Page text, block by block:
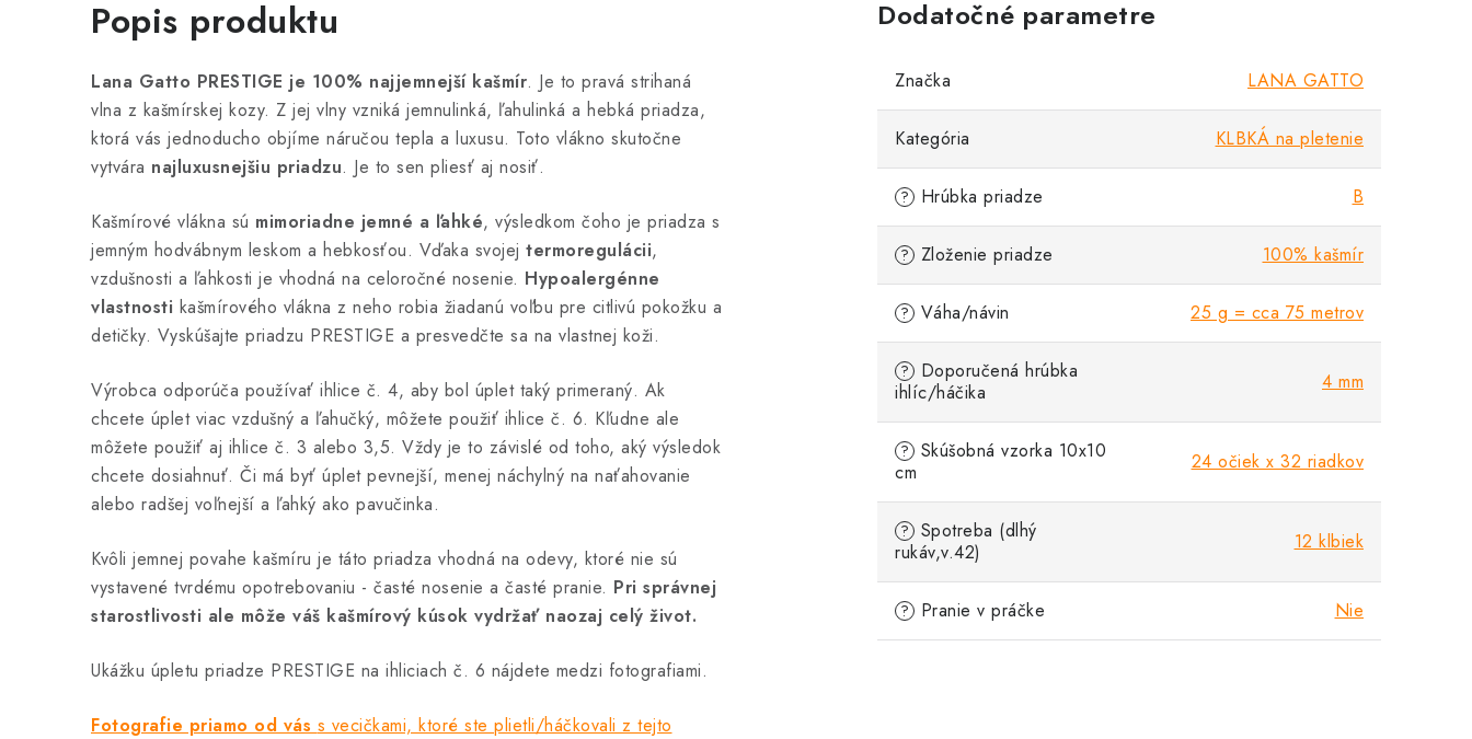
Popis produktu
Lana Gatto PRESTIGE je 100% najjemnejší kašmír. Je to pravá strihaná
vlna z kašmírskej kozy. Z jej vlny vzniká jemnulinká, ľahulinká a hebká priadza,
ktorá vás jednoducho objíme náručou tepla a luxusu. Toto vlákno skutočne
vytvára najluxusnejšiu priadzu. Je to sen pliesť aj nosiť.
Kašmírové vlákna sú mimoriadne jemné a ľahké, výsledkom čoho je priadza s
jemným hodvábnym leskom a hebkosťou. Vďaka svojej termoregulácii,
vzdušnosti a ľahkosti je vhodná na celoročné nosenie. Hypoalergénne
vlastnosti kašmírového vlákna z neho robia žiadanú voľbu pre citlivú pokožku a
detičky. Vyskúšajte priadzu PRESTIGE a presvedčte sa na vlastnej koži.
Výrobca odporúča používať ihlice č. 4, aby bol úplet taký primeraný. Ak
chcete úplet viac vzdušný a ľahučký, môžete použiť ihlice č. 6. Kľudne ale
môžete použiť aj ihlice č. 3 alebo 3,5. Vždy je to závislé od toho, aký výsledok
chcete dosiahnuť. Či má byť úplet pevnejší, menej náchylný na naťahovanie
alebo radšej voľnejší a ľahký ako pavučinka.
Kvôli jemnej povahe kašmíru je táto priadza vhodná na odevy, ktoré nie sú
vystavené tvrdému opotrebovaniu - časté nosenie a časté pranie. Pri správnej
starostlivosti ale môže váš kašmírový kúsok vydržať naozaj celý život.
Ukážku úpletu priadze PRESTIGE na ihliciach č. 6 nájdete medzi fotografiami.
Fotografie priamo od vás s vecičkami, ktoré ste plietli/háčkovali z tejto
Dodatočné parametre
Značka LANA GATTO
Kategória KLBKÁ na pletenie
? Hrúbka priadze B
? Zloženie priadze 100% kašmír
? Váha/návin 25 g = cca 75 metrov
? Doporučená hrúbka
ihlíc/háčika
4 mm
? Skúšobná vzorka 10x10
cm
24 očiek x 32 riadkov
? Spotreba (dlhý
rukáv,v.42)
12 klbiek
? Pranie v práčke Nie